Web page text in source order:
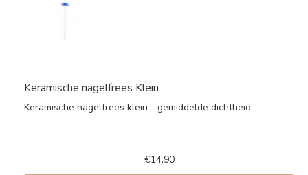
Keramische nagelfrees Klein
Keramische nagelfrees klein - gemiddelde dichtheid
€14,90